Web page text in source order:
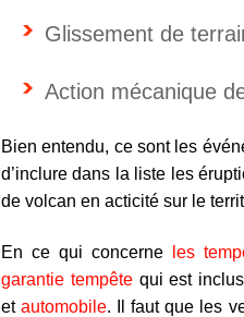
Glissement de
Action mécanique
Bien entendu, ce sont les
d’inclure dans la liste les
de volcan en acticité sur le
En ce qui concerne
les
garantie tempêtequi est
etautomobile. Il faut que les